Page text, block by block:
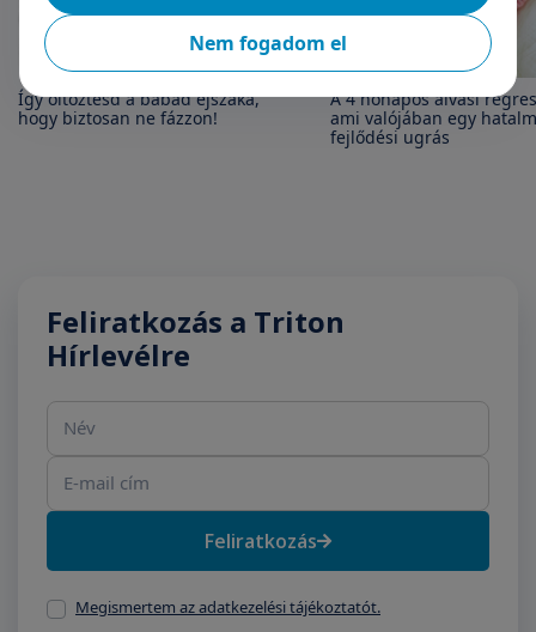
Így öltöztesd a babád éjszaka,
hogy biztosan ne fázzon!
A 4 hónapos alvási
ami valójában egy
fejlődési ugrás
Feliratkozás a Triton
Hírlevélre
Feliratkozás
Megismertem az adatkezelési tájékoztatót.
Nem fogadom el